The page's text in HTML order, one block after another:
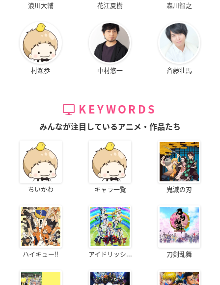
浪川大輔 花江夏樹 森川智之
村瀬歩 中村悠一 斉藤壮馬
KEYWORDS
みんなが注目しているアニメ・作品たち
ちいかわ キャラ一覧 鬼滅の刃
ハイキュー!! アイドリッシ... 刀剣乱舞